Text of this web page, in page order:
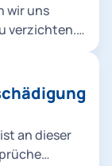
vom
Die
effizient wie
der
sehr
wir uns
verzichten.
Daher
Posten
wären
an dieser